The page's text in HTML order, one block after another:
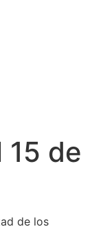
de
de los